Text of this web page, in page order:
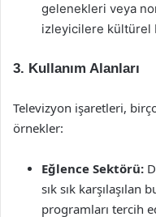
gelenekleri veya
izleyicilere kültürel
3. Kullanım Alanları
Televizyon işaretleri,
örnekler:
Eğlence Sektörü:
sık sık
programları tercih